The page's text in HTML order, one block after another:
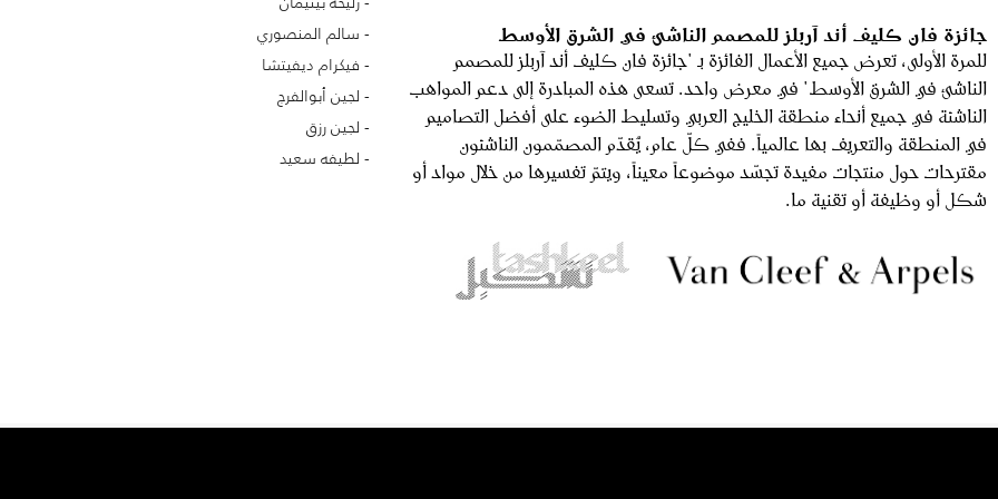
جائزة فان كليف أند آربلز للمصمم الناشئ في الشرق الأوسط
للمرة الأولى، تعرض جميع الأعمال الفائزة بـ "جائزة فان كليف أند آربلز للمصمم
الناشئ في الشرق الأوسط" في معرض واحد. تسعى هذه المبادرة إلى دعم المواهب
الناشئة في جميع أنحاء منطقة الخليج العربي وتسليط الضوء على أفضل التصاميم
في المنطقة والتعريف بها عالمياً. ففي كلّ عام، يُقدّم المصمّمون الناشئون
مقترحات حول منتجات مفيدة تجسّد موضوعاً معيناً، ويتمّ تفسيرها من خلال مواد أو
شكل أو وظيفة أو تقنية ما.
سالم المنصوري
فيكرام ديفيتشا
لجين أبوالفرج
لجين رزق
لطيفه سعيد